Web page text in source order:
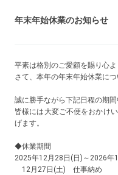
年末年始休業のお知らせ
平素は格別のご愛顧を賜り心よ
さて、本年の年末年始休業に
誠に勝手ながら下記日程の期
皆様には大変ご不便をおかけ
げます。
◆休業期間
2025年12月28日(日)～2026年
12月27日(土) 仕事納め